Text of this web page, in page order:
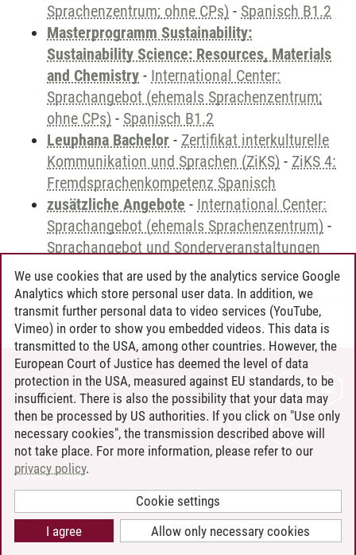
Sprachenzentrum; ohne CPs) - Spanisch B1.2
Masterprogramm Sustainability:
Sustainability Science: Resources, Materials
and Chemistry - International Center:
Sprachangebot (ehemals Sprachenzentrum;
ohne CPs) - Spanisch B1.2
Leuphana Bachelor - Zertifikat interkulturelle
Kommunikation und Sprachen (ZiKS) - ZiKS 4:
Fremdsprachenkompetenz Spanisch
zusätzliche Angebote - International Center:
Sprachangebot (ehemals Sprachenzentrum) -
Sprachangebot und Sonderveranstaltungen
Andreea Tribel 30.06.2024
CONTACT
LEUPHANA AS EMPLOYER
INTRANET
SITE NOTICE
PRIVACY POLICY
COOKIE SETTINGS
We use cookies that are used by the analytics service Google
Analytics which store personal user data. In addition, we
transmit further personal data to video services (YouTube,
Vimeo) in order to show you embedded videos. This data is
transmitted to the USA, among other countries. However, the
European Court of Justice has deemed the level of data
protection in the USA, measured against EU standards, to be
insufficient. There is also the possibility that your data may
then be processed by US authorities. If you click on "Use only
necessary cookies", the transmission described above will
not take place. For more information, please refer to our
privacy policy.
Cookie settings
Allow only necessary cookies
I agree